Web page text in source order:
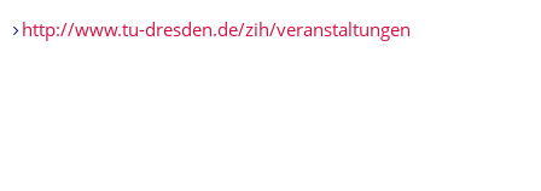
http://www.tu-dresden.de/zih/veranstaltungen